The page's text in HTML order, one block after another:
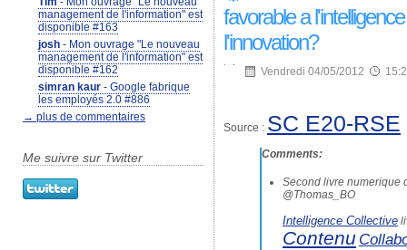
management de l'information" est
disponible #163
josh - Mon ouvrage "Le nouveau
management de l'information" est
disponible #162
simran kaur - Google fabrique
les employés 2.0 #886
→ plus de commentaires
Me suivre sur Twitter
favorable a
l'innovation?
Vendredi 04/05/2012
Source : SC E20-RSE
Comments:
Second livre numerique
@Thomas_BO
Intelligence Collective
Contenu